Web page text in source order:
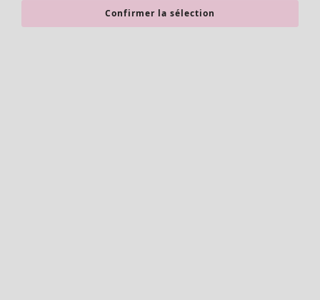
Confirmer la sélection